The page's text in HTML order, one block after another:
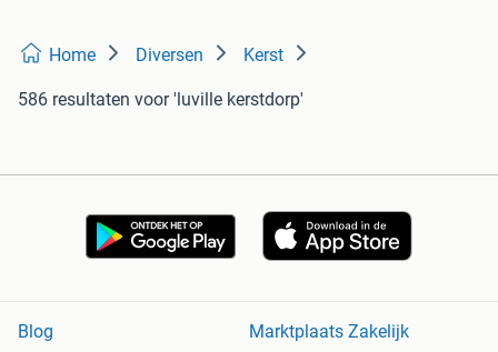
Home Diversen Kerst
586 resultaten voor 'luville kerstdorp'
Blog
Marktplaats Zakelijk